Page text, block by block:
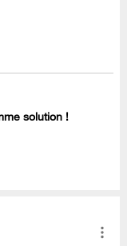
solution !